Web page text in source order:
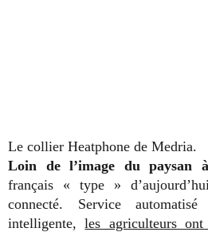
Le collier Heatphone de Medria.
Loin de l’image du paysan
français « type »
connecté. Service
intelligente,les agriculteurs